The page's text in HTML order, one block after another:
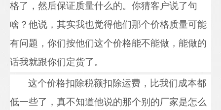
格了，然后保证质量什么的。 你猜客户说了句
啥？他说 ，其实我也觉得他们那个价格质量可能
有问题，你们按他们这个价格能不能做，能做的
话我就跟你们定货了。
这个价格扣除税额扣除运费，比我们成本都
低一些了，真不知道他说的那个别的厂家是怎么